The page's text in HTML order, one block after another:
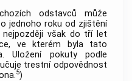
odstavců může
jednoho roku od zjištění
nejpozději však do tří let
ve kterém byla tato
Uložení pokuty podle
trestní odpovědnost
5)